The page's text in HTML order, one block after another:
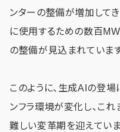
ンターの整備が増加して
に使用するための数百
の整備が見込まれています
このように、生成AIの登
ンフラ環境が変化し、こ
難しい変革期を迎えていま